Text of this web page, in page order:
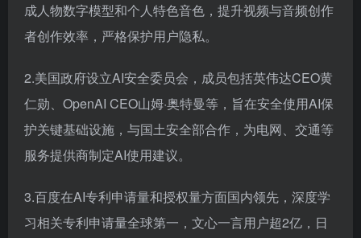
成人物数字模型和个人特色音色，提升视频与音频创作
者创作效率，严格保护用户隐私。
2.美国政府设立AI安全委员会，成员包括英伟达CEO黄
仁勋、OpenAI CEO山姆·奥特曼等，旨在安全使用AI保
护关键基础设施，与国土安全部合作，为电网、交通等
服务提供商制定AI使用建议。
3.百度在AI专利申请量和授权量方面国内领先，深度学
习相关专利申请量全球第一，文心一言用户超2亿，日